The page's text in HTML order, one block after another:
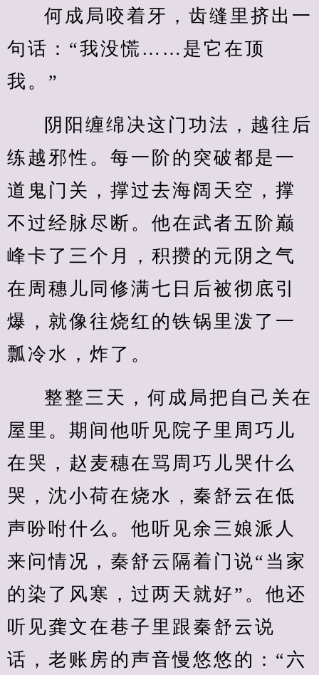
何成局咬着牙，齿缝里挤出一
句话：“我没慌……是它在顶
我。”
阴阳缠绵决这门功法，越往后
练越邪性。每一阶的突破都是一
道鬼门关，撑过去海阔天空，撑
不过经脉尽断。他在武者五阶巅
峰卡了三个月，积攒的元阴之气
在周穗儿同修满七日后被彻底引
爆，就像往烧红的铁锅里泼了一
瓢冷水，炸了。
整整三天，何成局把自己关在
屋里。期间他听见院子里周巧儿
在哭，赵麦穗在骂周巧儿哭什么
哭，沈小荷在烧水，秦舒云在低
声吩咐什么。他听见余三娘派人
来问情况，秦舒云隔着门说“当家
的染了风寒，过两天就好”。他还
听见龚文在巷子里跟秦舒云说
话，老账房的声音慢悠悠的：“六